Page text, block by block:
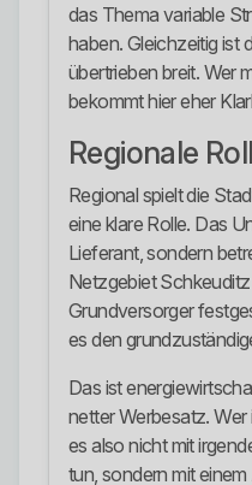
das Thema variable
haben. Gleichzeitig ist
übertrieben breit. Wer
bekommt hier eher
Regionale
Regional spielt die
eine klare Rolle. Das
Lieferant, sondern
Netzgebiet
Grundversorger
es den
Das ist
netter Werbesatz.
es also nicht mit
tun, sondern mit